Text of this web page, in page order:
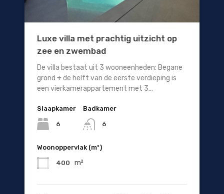
Luxe villa met prachtig uitzicht op
zee en zwembad
De villa bestaat uit 3 wooneenheden: Begane
grond + de helft van de eerste verdieping is
een vierkamerappartement met 3...
Slaapkamer
6
Badkamer
6
Woonoppervlak (m²)
400 m²